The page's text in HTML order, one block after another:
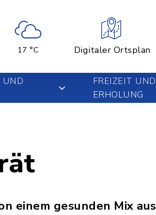
17 °C Digitaler Ortsplan
UND
FREIZEIT UND
ERHOLUNG
einem gesunden Mix aus